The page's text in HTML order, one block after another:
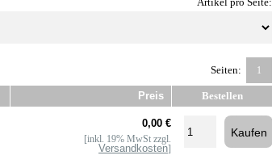
Seiten: 1
Preis Bestellen
0,00 €
[inkl. 19% MwSt zzgl.
Versandkosten]